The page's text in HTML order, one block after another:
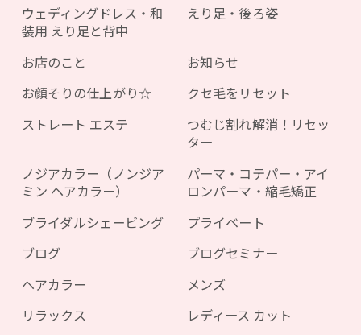
ウェディングドレス・和
装用 えり足と背中
えり足・後ろ姿
お店のこと
お知らせ
お顔そりの仕上がり☆
クセ毛をリセット
ストレート エステ
つむじ割れ解消！リセッ
ター
ノジアカラー（ノンジア
ミン ヘアカラー）
パーマ・コテパー・アイ
ロンパーマ・縮毛矯正
ブライダルシェービング
プライベート
ブログ
ブログセミナー
ヘアカラー
メンズ
リラックス
レディース カット